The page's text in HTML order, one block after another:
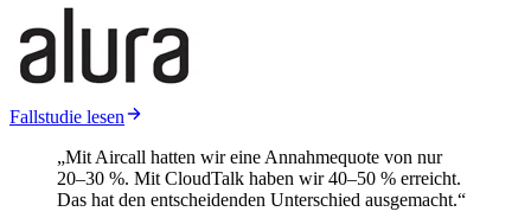
Fallstudie lesen
„Mit Aircall hatten wir eine Annahmequote von nur
20–30 %. Mit CloudTalk haben wir 40–50 % erreicht.
Das hat den entscheidenden Unterschied ausgemacht.“